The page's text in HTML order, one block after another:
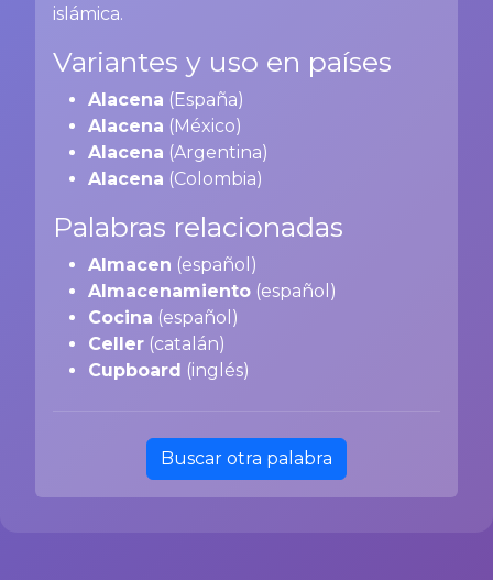
islámica.
Variantes y uso en países
Alacena (España)
Alacena (México)
Alacena (Argentina)
Alacena (Colombia)
Palabras relacionadas
Almacen (español)
Almacenamiento (español)
Cocina (español)
Celler (catalán)
Cupboard (inglés)
Buscar otra palabra